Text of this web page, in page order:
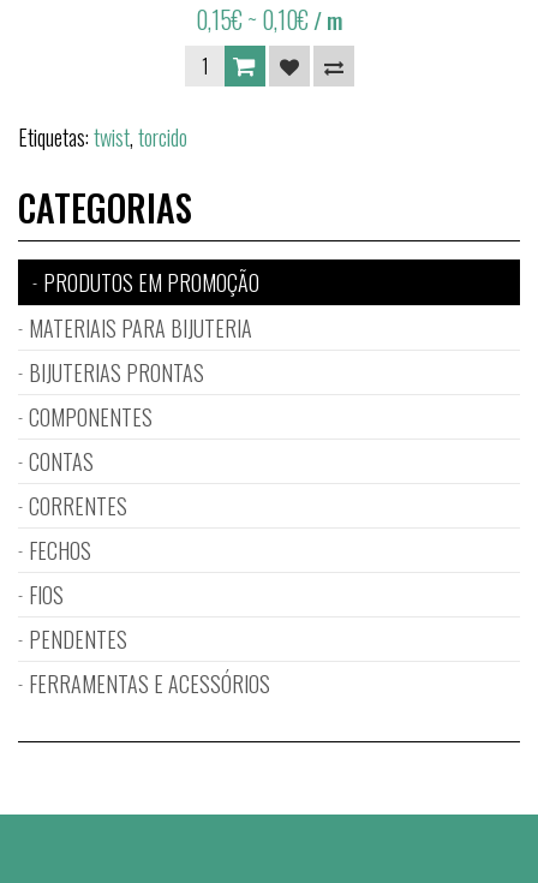
0,15€~ 0,10€/ m
Etiquetas:twist,torcido
CATEGORIAS
PRODUTOS EM PROMOÇÃO
MATERIAIS PARA BIJUTERIA
BIJUTERIAS PRONTAS
COMPONENTES
CONTAS
CORRENTES
FECHOS
FIOS
PENDENTES
FERRAMENTAS E ACESSÓRIOS